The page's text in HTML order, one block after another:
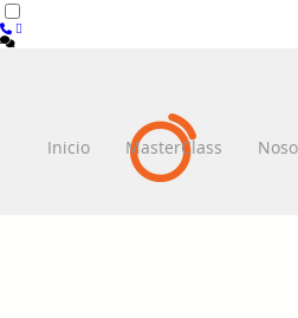
Inicio MasterClass